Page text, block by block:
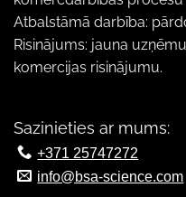
Atbalstāmā darbība:
Risinājums: jauna
komercijas risinājumu.
Sazinieties ar mums:
info@bsa-science.com
+371 25747272